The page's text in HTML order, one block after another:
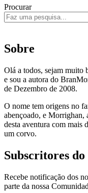
Procurar
Sobre
Olá a todos, sejam muito
e sou a autora do
de Dezembro de 2008.
O nome tem origens no
abençoado, e Morrighan,
desta aventura com mais
um corvo.
Subscritores do
Recebe notificação dos
parte da nossa